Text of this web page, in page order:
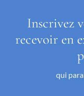
Inscrivez
recevoir en
qui